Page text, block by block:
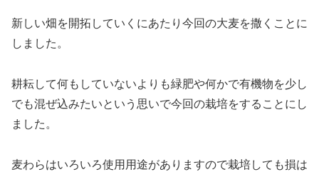
新しい畑を開拓していくにあたり今回の大麦を撒くことに
しました。
耕耘して何もしていないよりも緑肥や何かで有機物を少し
でも混ぜ込みたいという思いで今回の栽培をすることにし
ました。
麦わらはいろいろ使用用途がありますので栽培しても損は